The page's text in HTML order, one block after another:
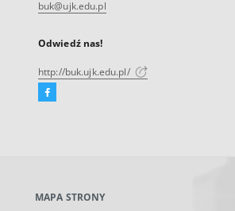
buk@ujk.edu.pl
Odwiedź nas!
http://buk.ujk.edu.pl/
Facebook
karcie
MAPA STRONY